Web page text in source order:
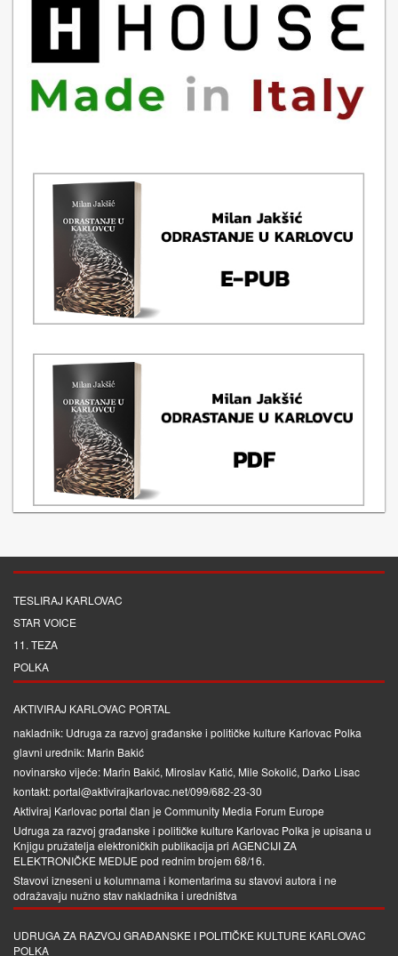
TESLIRAJ KARLOVAC
STAR VOICE
11. TEZA
POLKA
AKTIVIRAJ KARLOVAC PORTAL
nakladnik: Udruga za razvoj građanske i političke kulture Karlovac Polka
glavni urednik: Marin Bakić
novinarsko vijeće: Marin Bakić, Miroslav Katić, Mile Sokolić, Darko Lisac
kontakt: portal@aktivirajkarlovac.net/099/682-23-30
Aktiviraj Karlovac portal član je Community Media Forum Europe
Udruga za razvoj građanske i političke kulture Karlovac Polka je upisana u
Knjigu pružatelja elektroničkih publikacija pri AGENCIJI ZA
ELEKTRONIČKE MEDIJEpod rednim brojem 68/16.
Stavovi izneseni u kolumnama i komentarima su stavovi autora i ne
odražavaju nužno stav nakladnika i uredništva
UDRUGA ZA RAZVOJ GRAĐANSKE I POLITIČKE KULTURE KARLOVAC
POLKA